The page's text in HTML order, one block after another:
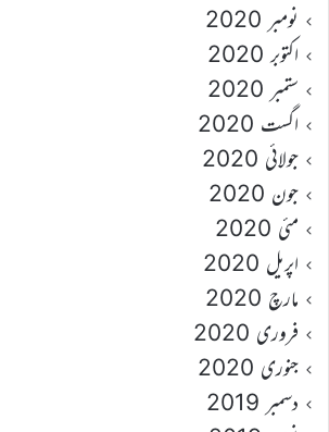
نومبر 2020
اکتوبر 2020
ستمبر 2020
اگست 2020
جولائی 2020
جون 2020
مئی 2020
اپریل 2020
مارچ 2020
فروری 2020
جنوری 2020
دسمبر 2019